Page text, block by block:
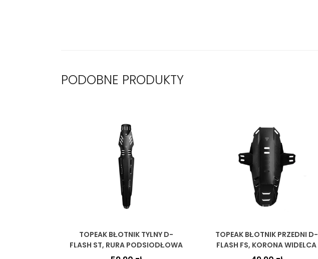
PODOBNE PRODUKTY
TOPEAK BŁOTNIK TYLNY D-
FLASH ST, RURA PODSIODŁOWA
TOPEAK BŁOTNIK PRZEDNI D-
FLASH FS, KORONA WIDELCA